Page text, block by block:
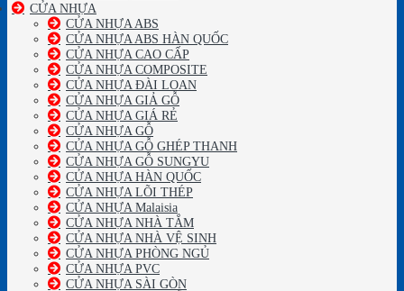
CỬA NHỰA
CỬA NHỰA ABS
CỬA NHỰA ABS HÀN QUỐC
CỬA NHỰA CAO CẤP
CỬA NHỰA COMPOSITE
CỬA NHỰA ĐÀI LOAN
CỬA NHỰA GIẢ GỖ
CỬA NHỰA GIÁ RẺ
CỬA NHỰA GỖ
CỬA NHỰA GỖ GHÉP THANH
CỬA NHỰA GỖ SUNGYU
CỬA NHỰA HÀN QUỐC
CỬA NHỰA LÕI THÉP
CỬA NHỰA Malaisia
CỬA NHỰA NHÀ TẮM
CỬA NHỰA NHÀ VỆ SINH
CỬA NHỰA PHÒNG NGỦ
CỬA NHỰA PVC
CỬA NHỰA SÀI GÒN